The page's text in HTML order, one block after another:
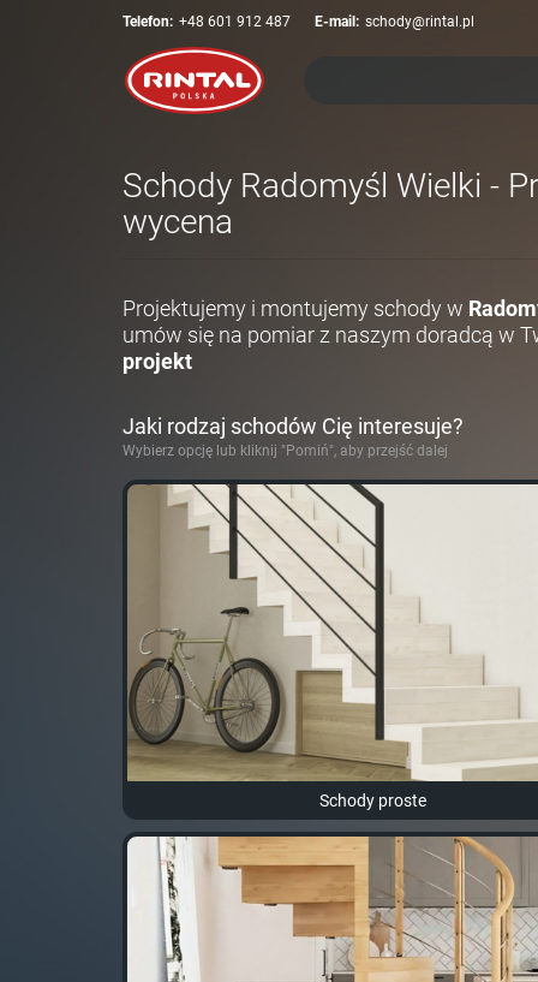
Telefon: +48 601 912 487 E-mail: schody@rintal.pl
Schody Radomyśl Wielki -
wycena
Projektujemy i montujemy schody w
umów się na pomiar z naszym doradcą w
projekt
Jaki rodzaj schodów Cię interesuje?
Wybierz opcję lub kliknij "Pomiń", aby przejść dalej
Schody proste